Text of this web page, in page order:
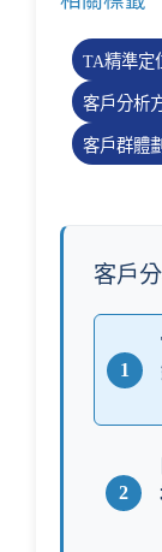
TA精準定
客戶分析
客戶群體
客戶
1
2